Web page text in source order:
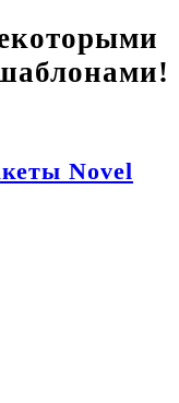
Novel